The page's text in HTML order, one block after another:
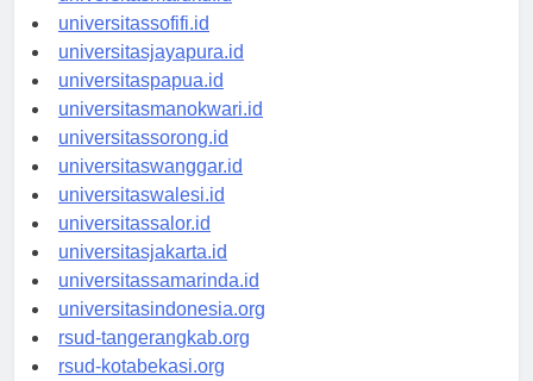
universitassofifi.id
universitasjayapura.id
universitaspapua.id
universitasmanokwari.id
universitassorong.id
universitaswanggar.id
universitaswalesi.id
universitassalor.id
universitasjakarta.id
universitassamarinda.id
universitasindonesia.org
rsud-tangerangkab.org
rsud-kotabekasi.org